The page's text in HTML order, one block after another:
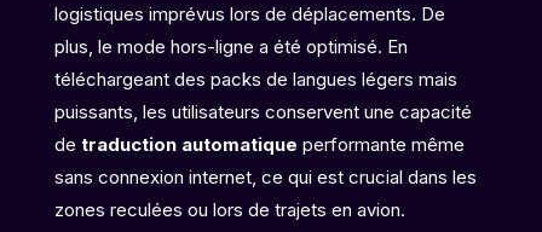
logistiques imprévus lors de déplacements. De
plus, le mode hors-ligne a été optimisé. En
téléchargeant des packs de langues légers mais
puissants, les utilisateurs conservent une capacité
de traduction automatique performante même
sans connexion internet, ce qui est crucial dans les
zones reculées ou lors de trajets en avion.